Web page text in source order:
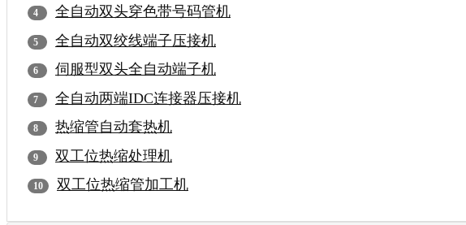
全自动双头穿色带号码管机
全自动双绞线端子压接机
伺服型双头全自动端子机
全自动两端IDC连接器压接机
热缩管自动套热机
双工位热缩处理机
双工位热缩管加工机